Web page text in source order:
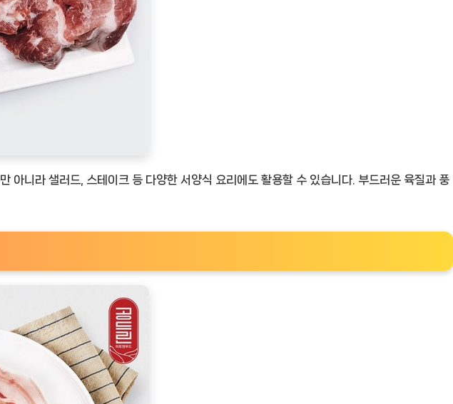
아니라 샐러드, 스테이크 등 다양한 서양식 요리에도 활용할 수 있습니다. 부드러운 육질과 풍